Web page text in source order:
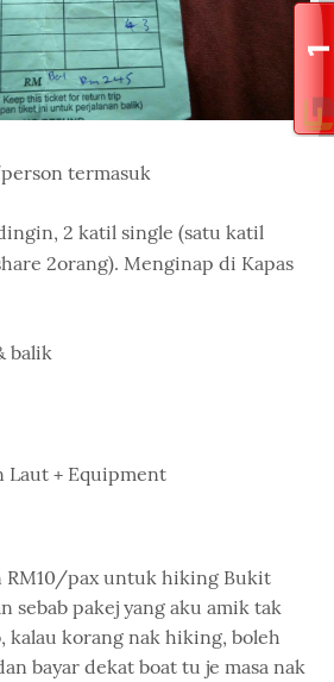
termasuk
2 katil single (satu katil
2orang). Menginap di Kapas
balik
Laut + Equipment
RM10/pax untuk hiking Bukit
sebab pakej yang aku amik tak
kalau korang nak hiking, boleh
bayar dekat boat tu je masa nak